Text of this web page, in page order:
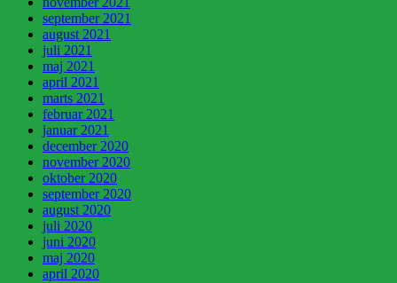
september 2021
august 2021
juli 2021
maj 2021
april 2021
marts 2021
februar 2021
januar 2021
december 2020
november 2020
oktober 2020
september 2020
august 2020
juli 2020
juni 2020
maj 2020
april 2020